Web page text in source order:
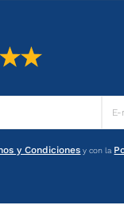
y Condiciones y con la